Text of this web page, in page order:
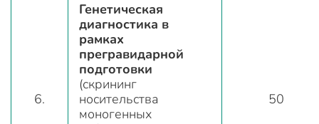
6.
Генетическая
диагностика в
рамках
прегравидарной
подготовки
(скрининг
носительства
моногенных
50